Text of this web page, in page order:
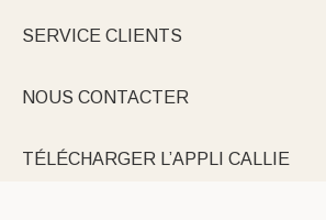
SERVICE CLIENTS
NOUS CONTACTER
TÉLÉCHARGER L’APPLI CALLIE